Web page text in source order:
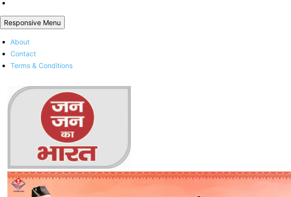
Responsive Menu
About
Contact
Terms & Conditions
Jan Jan Ka Bharat
Online Trending Hindi News Website